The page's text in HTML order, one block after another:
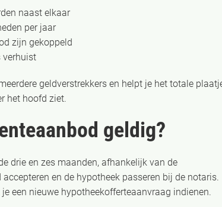
naast elkaar
per jaar
zijn gekoppeld
verhuist
geldverstrekkers en helpt je het totale
het hoofd ziet.
geldig?
drie en zes maanden, afhankelijk van de
en de hypotheek passeren bij de notaris.
een nieuwe hypotheekofferteaanvraag indienen.